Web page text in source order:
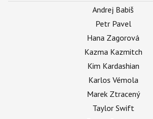
Andrej Babiš
Petr Pavel
Hana Zagorová
Kazma Kazmitch
Kim Kardashian
Karlos Vémola
Marek Ztracený
Taylor Swift